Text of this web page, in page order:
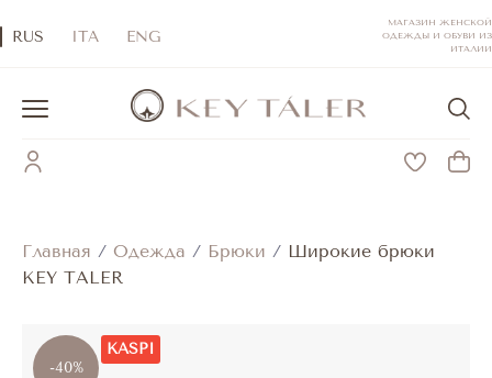
RUS ITA ENG
МАГАЗИН ЖЕНСКОЙ
ОДЕЖДЫ И ОБУВИ ИЗ
ИТАЛИИ
Главная / Одежда / Брюки / Широкие брюки
KEY TALER
-40%
KASPI